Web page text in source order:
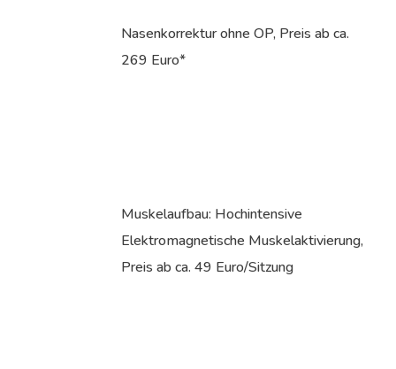
Nasenkorrektur ohne OP, Preis ab ca.
269 Euro*
Muskelaufbau: Hochintensive
Elektromagnetische Muskelaktivierung,
Preis ab ca. 49 Euro/Sitzung